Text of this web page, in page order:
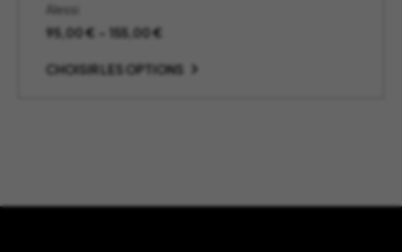
Alessi
95,00€ 155,00€
prix :
CHOISIR LES OPTIONS